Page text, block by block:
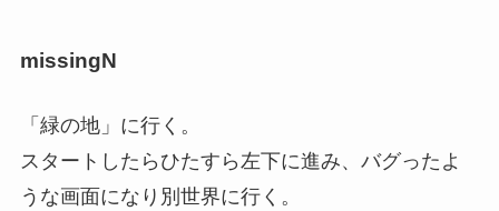
missingN
「緑の地」に行く。
スタートしたらひたすら左下に進み、バグったよ
うな画面になり別世界に行く。